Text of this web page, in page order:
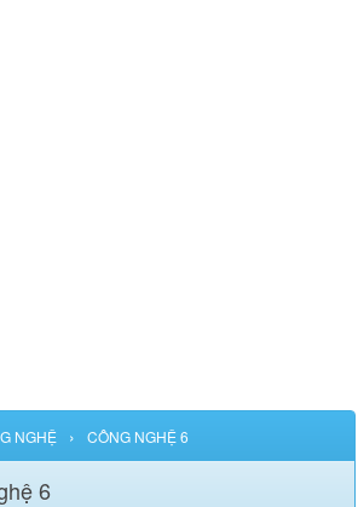
NGHỆ › CÔNG NGHỆ 6
6